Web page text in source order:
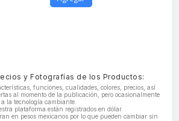
y Fotografías de los Productos:
funciones, cualidades, colores, precios, así
al momento de la publicación, pero ocasionalmente
la tecnología cambiante.
plataforma están registrados en dólar
en pesos mexicanos por lo que pueden cambiar sin